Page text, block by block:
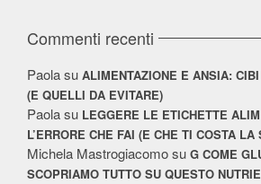
Commenti recenti
Paolasu ALIMENTAZIONE E ANSIA:
(E QUELLI DA EVITARE)
Paolasu LEGGERE LE ETICHETTE
L’ERRORE CHE FAI (E CHE TI COSTA LA
Michela Mastrogiacomosu G COME
SCOPRIAMO TUTTO SU QUESTO